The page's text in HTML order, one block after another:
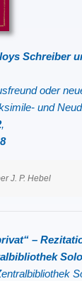
Schreiber
oder
und
,
J. P. Hebel
–